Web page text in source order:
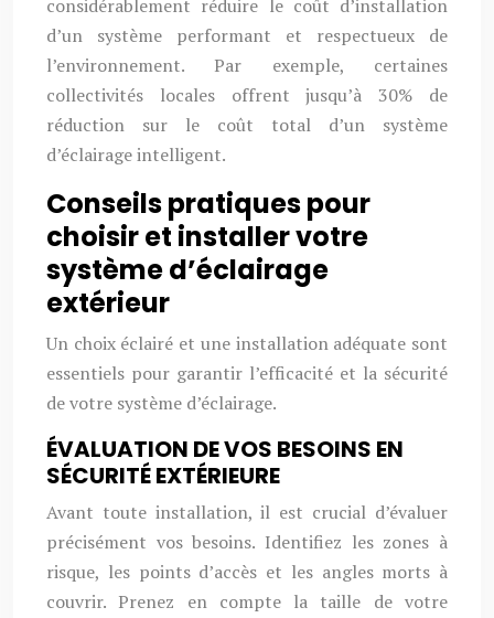
considérablement réduire le coût d’installation
d’un système performant et respectueux de
l’environnement. Par exemple, certaines
collectivités locales offrent jusqu’à 30% de
réduction sur le coût total d’un système
d’éclairage intelligent.
Conseils pratiques pour
choisir et installer votre
système d’éclairage
extérieur
Un choix éclairé et une installation adéquate sont
essentiels pour garantir l’efficacité et la sécurité
de votre système d’éclairage.
ÉVALUATION DE VOS BESOINS EN
SÉCURITÉ EXTÉRIEURE
Avant toute installation, il est crucial d’évaluer
précisément vos besoins. Identifiez les zones à
risque, les points d’accès et les angles morts à
couvrir. Prenez en compte la taille de votre